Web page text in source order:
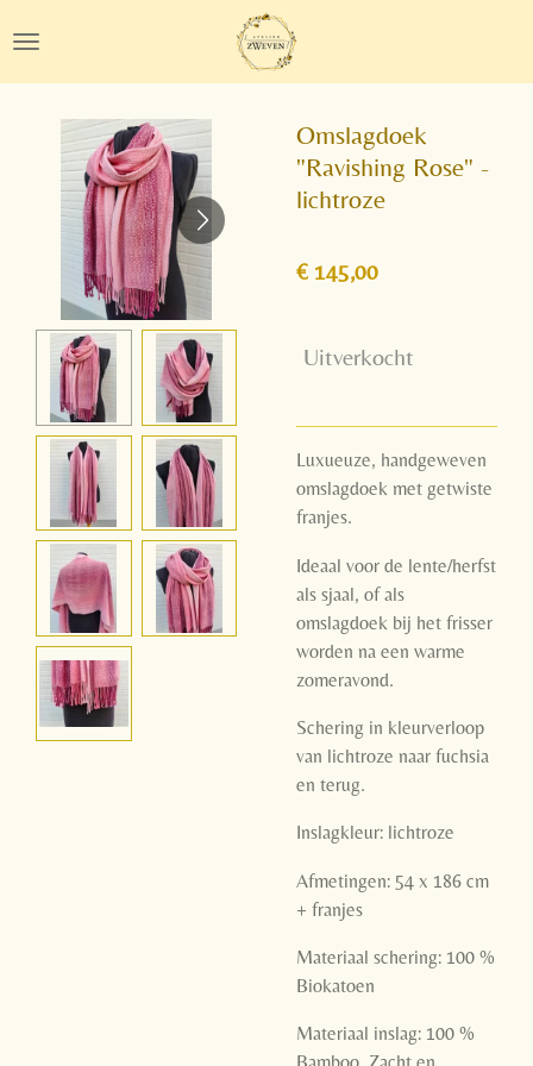
direct
naar
hoofdinhoud
Omslagdoek
"Ravishing Rose" -
lichtroze
€ 145,00
Uitverkocht
Luxueuze, handgeweven
omslagdoek met getwiste
franjes.
Ideaal voor de lente/herfst
als sjaal, of als
omslagdoek bij het frisser
worden na een warme
zomeravond.
Schering in kleurverloop
van lichtroze naar fuchsia
en terug.
Inslagkleur: lichtroze
Afmetingen: 54 x 186 cm
+ franjes
Materiaal schering: 100 %
Biokatoen
Materiaal inslag: 100 %